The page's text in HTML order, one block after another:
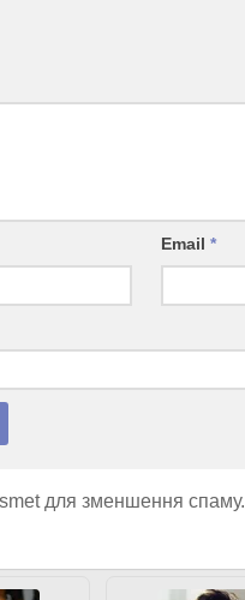
Email*
для зменшення спаму.